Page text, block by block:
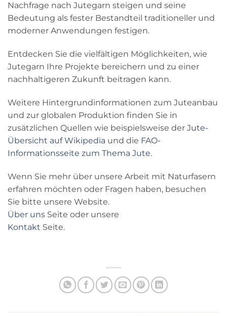
Nachfrage nach Jutegarn steigen und seine
Bedeutung als fester Bestandteil traditioneller und
moderner Anwendungen festigen.
Entdecken Sie die vielfältigen Möglichkeiten, wie
Jutegarn Ihre Projekte bereichern und zu einer
nachhaltigeren Zukunft beitragen kann.
Weitere Hintergrundinformationen zum Juteanbau
und zur globalen Produktion finden Sie in
zusätzlichen Quellen wie beispielsweise der Jute-
Übersicht auf Wikipedia und die FAO-
Informationsseite zum Thema Jute.
Wenn Sie mehr über unsere Arbeit mit Naturfasern
erfahren möchten oder Fragen haben, besuchen
Sie bitte unsere Website.
Über uns Seite oder unsere
Kontakt Seite.